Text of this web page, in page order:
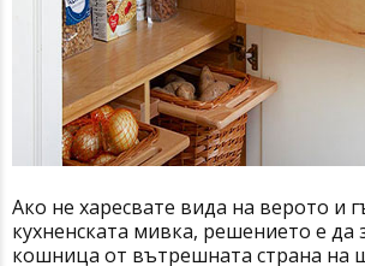
Ако не харесвате вида на верото и
кухненската мивка, решението е да
кошница от вътрешната страна на